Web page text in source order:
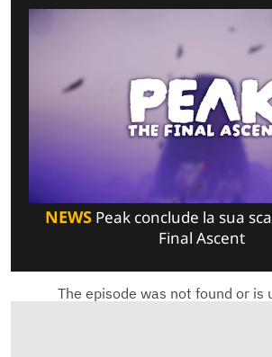
NEWSPeak conclude la sua
Final Ascent